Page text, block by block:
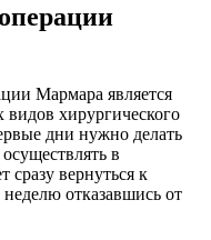
Мармара является
хирургического
дни нужно делать
в
вернуться к
отказавшись от